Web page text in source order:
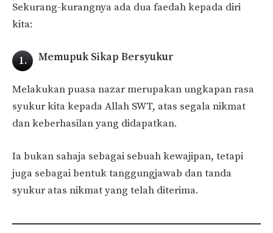
Sekurang-kurangnya ada dua faedah kepada diri
kita:
1. Memupuk Sikap Bersyukur
Melakukan puasa nazar merupakan ungkapan rasa
syukur kita kepada Allah SWT, atas segala nikmat
dan keberhasilan yang didapatkan.
Ia bukan sahaja sebagai sebuah kewajipan, tetapi
juga sebagai bentuk tanggungjawab dan tanda
syukur atas nikmat yang telah diterima.